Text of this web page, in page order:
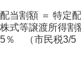
配当割額 ＝ 特定
株式等譲渡所得
5％ （市民税3/5